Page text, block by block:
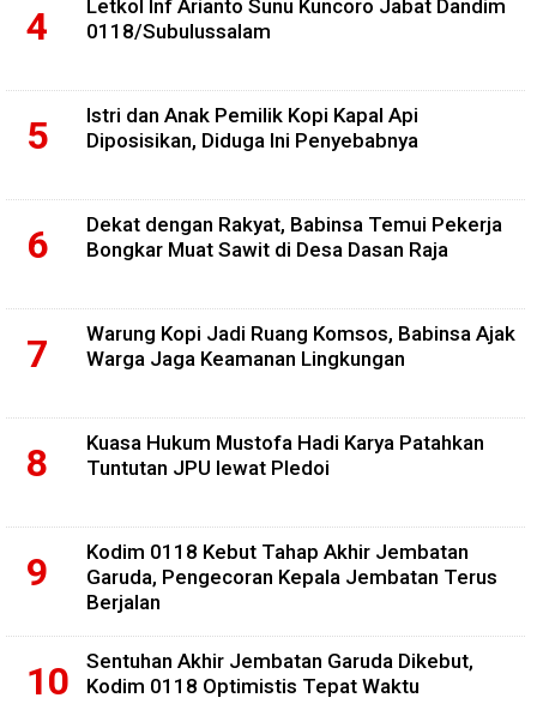
Letkol Inf Arianto Sunu Kuncoro Jabat Dandim
0118/Subulussalam
Istri dan Anak Pemilik Kopi Kapal Api
Diposisikan, Diduga Ini Penyebabnya
Dekat dengan Rakyat, Babinsa Temui Pekerja
Bongkar Muat Sawit di Desa Dasan Raja
Warung Kopi Jadi Ruang Komsos, Babinsa Ajak
Warga Jaga Keamanan Lingkungan
Kuasa Hukum Mustofa Hadi Karya Patahkan
Tuntutan JPU lewat Pledoi
Kodim 0118 Kebut Tahap Akhir Jembatan
Garuda, Pengecoran Kepala Jembatan Terus
Berjalan
Sentuhan Akhir Jembatan Garuda Dikebut,
Kodim 0118 Optimistis Tepat Waktu